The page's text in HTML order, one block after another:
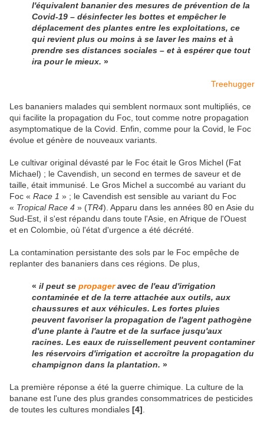
l'équivalent bananier des mesures de prévention de la
Covid-19 – désinfecter les bottes et empêcher le
déplacement des plantes entre les exploitations, ce
qui revient plus ou moins à se laver les mains et à
prendre ses distances sociales – et à espérer que tout
ira pour le mieux. »
Treehugger
Les bananiers malades qui semblent normaux sont multipliés, ce
qui facilite la propagation du Foc, tout comme notre propagation
asymptomatique de la Covid. Enfin, comme pour la Covid, le Foc
évolue et génère de nouveaux variants.
Le cultivar original dévasté par le Foc était le Gros Michel (Fat
Michael) ; le Cavendish, un second en termes de saveur et de
taille, était immunisé. Le Gros Michel a succombé au variant du
Foc « Race 1 » ; le Cavendish est sensible au variant du Foc
« Tropical Race 4 » (TR4). Apparu dans les années 80 en Asie du
Sud-Est, il s'est répandu dans toute l'Asie, en Afrique de l'Ouest
et en Colombie, où l'état d'urgence a été décrété.
La contamination persistante des sols par le Foc empêche de
replanter des bananiers dans ces régions. De plus,
« il peut se propageravec de l'eau d'irrigation
contaminée et de la terre attachée aux outils, aux
chaussures et aux véhicules. Les fortes pluies
peuvent favoriser la propagation de l'agent pathogène
d'une plante à l'autre et de la surface jusqu'aux
racines. Les eaux de ruissellement peuvent contaminer
les réservoirs d'irrigation et accroître la propagation du
champignon dans la plantation. »
La première réponse a été la guerre chimique. La culture de la
banane est l'une des plus grandes consommatrices de pesticides
de toutes les cultures mondiales [4].